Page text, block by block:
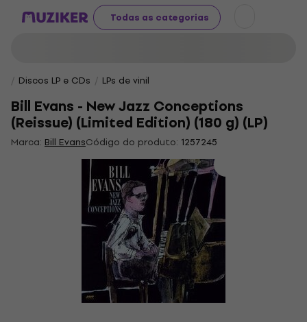
Todas as categorias
Discos LP e CDs LPs de vinil
Bill Evans - New Jazz Conceptions
(Reissue) (Limited Edition) (180 g) (LP)
Marca: Bill EvansCódigo do produto: 1257245